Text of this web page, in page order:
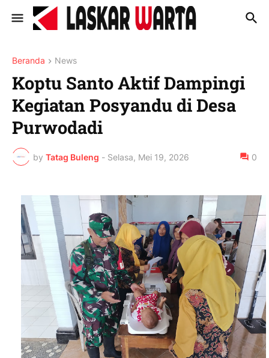
Beranda News
Koptu Santo Aktif Dampingi
Kegiatan Posyandu di Desa
Purwodadi
by Tatag Buleng - Selasa, Mei 19, 2026 0